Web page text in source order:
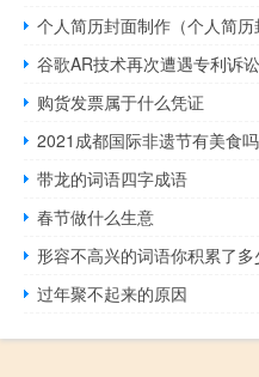
个人简历封面制作（个人简历
谷歌AR技术再次遭遇专利诉讼
购货发票属于什么凭证
2021成都国际非遗节有美食
带龙的词语四字成语
春节做什么生意
形容不高兴的词语你积累了多
过年聚不起来的原因